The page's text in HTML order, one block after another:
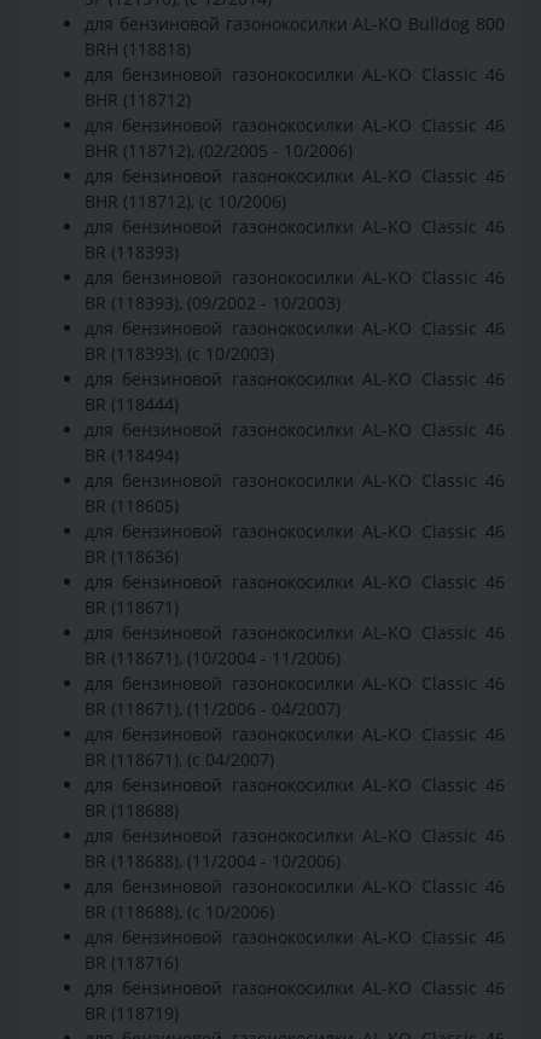
для бензиновой газонокосилки AL-KO Bulldog 800
BRH (118818)
для бензиновой газонокосилки AL-KO Classic 46
BHR (118712)
для бензиновой газонокосилки AL-KO Classic 46
BHR (118712), (02/2005 - 10/2006)
для бензиновой газонокосилки AL-KO Classic 46
BHR (118712), (с 10/2006)
для бензиновой газонокосилки AL-KO Classic 46
BR (118393)
для бензиновой газонокосилки AL-KO Classic 46
BR (118393), (09/2002 - 10/2003)
для бензиновой газонокосилки AL-KO Classic 46
BR (118393), (с 10/2003)
для бензиновой газонокосилки AL-KO Classic 46
BR (118444)
для бензиновой газонокосилки AL-KO Classic 46
BR (118494)
для бензиновой газонокосилки AL-KO Classic 46
BR (118605)
для бензиновой газонокосилки AL-KO Classic 46
BR (118636)
для бензиновой газонокосилки AL-KO Classic 46
BR (118671)
для бензиновой газонокосилки AL-KO Classic 46
BR (118671), (10/2004 - 11/2006)
для бензиновой газонокосилки AL-KO Classic 46
BR (118671), (11/2006 - 04/2007)
для бензиновой газонокосилки AL-KO Classic 46
BR (118671), (с 04/2007)
для бензиновой газонокосилки AL-KO Classic 46
BR (118688)
для бензиновой газонокосилки AL-KO Classic 46
BR (118688), (11/2004 - 10/2006)
для бензиновой газонокосилки AL-KO Classic 46
BR (118688), (с 10/2006)
для бензиновой газонокосилки AL-KO Classic 46
BR (118716)
для бензиновой газонокосилки AL-KO Classic 46
BR (118719)